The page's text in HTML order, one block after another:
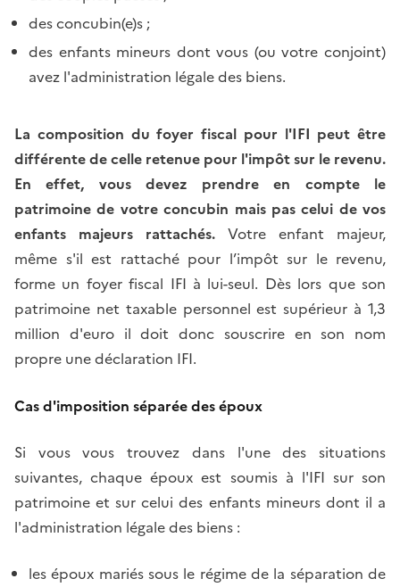
des concubin(e)s ;
des enfants mineurs dont vous (ou votre conjoint)
avez l'administration légale des biens.
La composition du foyer fiscal pour l'IFI peut être
différente de celle retenue pour l'impôt sur le revenu.
En effet, vous devez prendre en compte le
patrimoine de votre concubin mais pas celui de vos
enfants majeurs rattachés. Votre enfant majeur,
même s'il est rattaché pour l’impôt sur le revenu,
forme un foyer fiscal IFI à lui-seul. Dès lors que son
patrimoine net taxable personnel est supérieur à 1,3
million d'euro il doit donc souscrire en son nom
propre une déclaration IFI.
Cas d'imposition séparée des époux
Si vous vous trouvez dans l'une des situations
suivantes, chaque époux est soumis à l'IFI sur son
patrimoine et sur celui des enfants mineurs dont il a
l'administration légale des biens :
les époux mariés sous le régime de la séparation de